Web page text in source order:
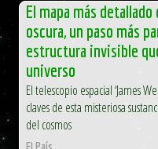
El mapa más
oscura, un paso más
estructura invisible
universo
El telescopio espacial ‘James
claves de esta misteriosa
del cosmos